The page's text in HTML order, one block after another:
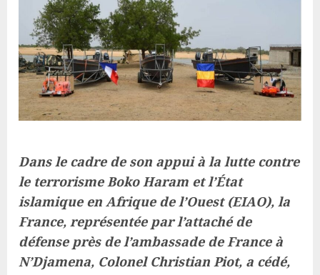
Dans le cadre de son appui à la lutte contre
le terrorisme Boko Haram et l’État
islamique en Afrique de l’Ouest (EIAO), la
France, représentée par l’attaché de
défense près de l’ambassade de France à
N’Djamena, Colonel Christian Piot, a cédé,